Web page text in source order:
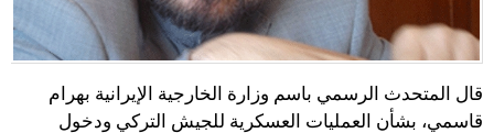
قال المتحدث الرسمي باسم وزارة الخارجية الإيرانية بهرام
قاسمي، بشأن العمليات العسكرية للجيش التركي ودخول